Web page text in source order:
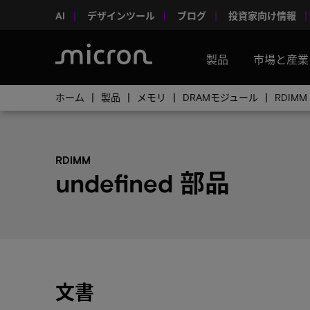
AI デザインツール ブログ 投資家向け情報
製品 市場と産業
ホーム 製品 メモリ DRAMモジュール RDIMM
RDIMM
undefined 部品
文書